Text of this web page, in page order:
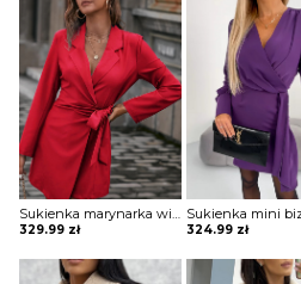
Sukienka marynarka wiązana Suzetta
329.99 zł 324.99 zł